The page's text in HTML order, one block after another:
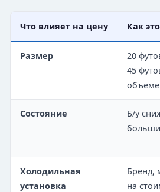
Что влияет на цену Как
Размер
20
45
Состояние
Б/у
Холодильная
установка
Бренд,
на